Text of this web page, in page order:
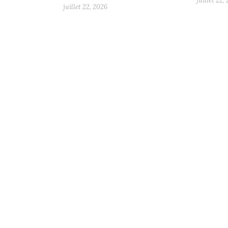
juillet 22, 2026